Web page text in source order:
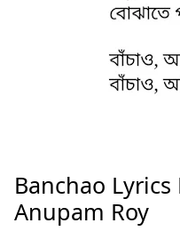
Banchao
Anupam Roy